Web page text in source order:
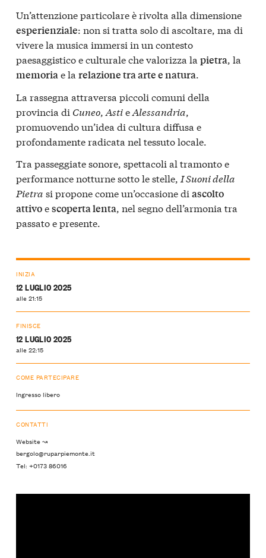
Un’attenzione particolare è rivolta alla dimensione
esperienziale: non si tratta solo di ascoltare, ma di
vivere la musica immersi in un contesto
paesaggistico e culturale che valorizza la pietra, la
memoriae la relazione tra arte e natura.
La rassegna attraversa piccoli comuni della
provincia di Cuneo, AstieAlessandria,
promuovendo un’idea di cultura diffusa e
profondamente radicata nel tessuto locale.
Tra passeggiate sonore, spettacoli al tramonto e
performance notturne sotto le stelle, I Suoni della
Pietra si propone come un’occasione di ascolto
attivoescoperta lenta, nel segno dell’armonia tra
passato e presente.
INIZIA
12 LUGLIO 2025
alle 21:15
FINISCE
12 LUGLIO 2025
alle 22:15
COME PARTECIPARE
Ingresso libero
CONTATTI
Website ↝
bergolo@ruparpiemonte.it
Tel: +0173 86016